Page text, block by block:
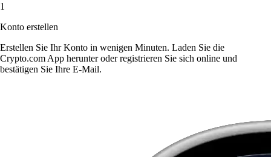
1
Konto erstellen
Erstellen Sie Ihr Konto in wenigen Minuten. Laden Sie die
Crypto.com App herunter oder registrieren Sie sich online und
bestätigen Sie Ihre E-Mail.